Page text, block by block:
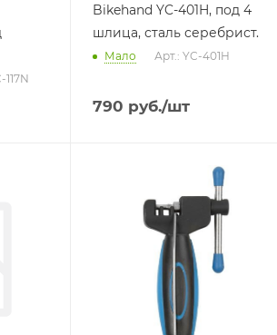
117N
Bikehand YC-401H, под 4
шлица, сталь серебрист.
Мало Арт.: YC-401H
790 руб./шт